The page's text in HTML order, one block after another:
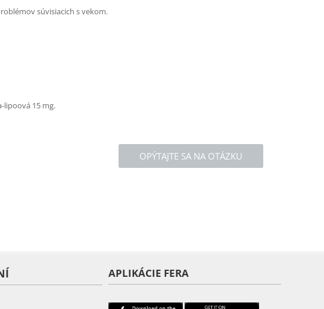
súvisiacich s vekom.
lipoová 15 mg.
OPÝTAJTE SA NA OTÁZKU
APLIKÁCIE FERA